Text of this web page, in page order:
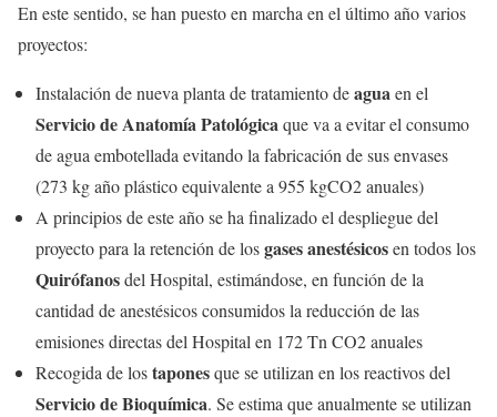
En este sentido, se han puesto en marcha en el último año varios
proyectos:
Instalación de nueva planta de tratamiento deaguaen el
Servicio de Anatomía Patológicaque va a evitar el consumo
de agua embotellada evitando la fabricación de sus envases
(273 kg año plástico equivalente a 955 kgCO2 anuales)
A principios de este año se ha finalizado el despliegue del
proyecto para la retención de losgases anestésicosen todos los
Quirófanosdel Hospital, estimándose, en función de la
cantidad de anestésicos consumidos la reducción de las
emisiones directas del Hospital en 172 Tn CO2 anuales
Recogida de lostaponesque se utilizan en los reactivos del
Servicio de Bioquímica. Se estima que anualmente se utilizan